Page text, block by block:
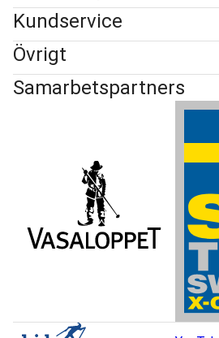
Kundservice
Övrigt
Samarbetspartners